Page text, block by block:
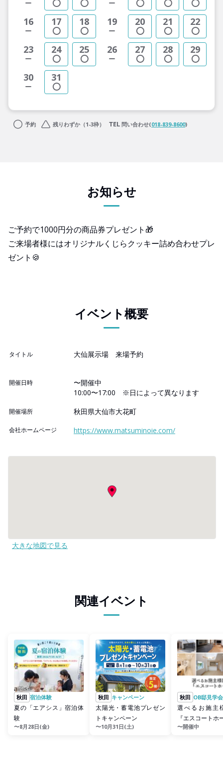
16 17 18 19 20 21 22
23 24 25 26 27 28 29
30 31
予約 残りわずか（1-3枠） 問い合わせ(018-839-8600)
お知らせ
ご予約で1000円分の商品券プレゼント🎁
ご来場者様にはオリジナルくじらクッキー詰め合わせプレ
ゼント🍪
イベント概要
タイトル 大仙展示場 来場予約
開催日時
〜開催中
10:00〜17:00 ※日によって異なります
開催場所 秋田県大仙市大花町
会社ホームページ https://www.matsuminoie.com/
大きな地図で見る
関連イベント
秋田 宿泊体験
夏の「エアシス」宿泊体
験
〜8月28日(金)
秋田 キャンペーン
太陽光・蓄電池プレゼン
トキャンペーン
〜10月31日(土)
秋田 OB邸見学会
選べるお施主
『エスコートホ
〜開催中